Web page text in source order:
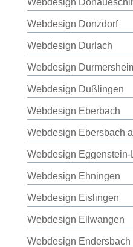
Webdesign
Webdesign Donzdorf
Webdesign Durlach
Webdesign
Webdesign Dußlingen
Webdesign Eberbach
Webdesign Ebersbach
Webdesign
Webdesign Ehningen
Webdesign Eislingen
Webdesign Ellwangen
Webdesign Endersbach